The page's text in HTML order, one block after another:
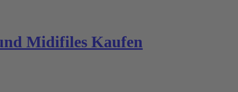
Midifiles Kaufen